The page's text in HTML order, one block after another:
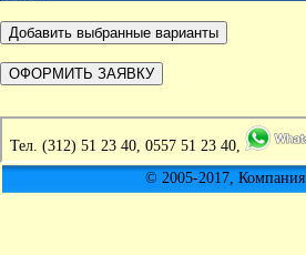
Тел. (312) 51 23 40, 0557 51 23 40,
© 2005-2017, Компания